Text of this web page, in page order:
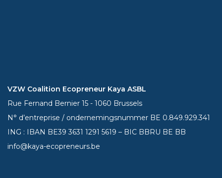
VZW Coalition Ecopreneur Kaya ASBL
Rue Fernand Bernier 15 - 1060 Brussels
N° d’entreprise / ondernemingsnummer BE 0.849.929.341
ING : IBAN BE393631 1291 5619 – BIC BBRU BE BB
info@kaya-ecopreneurs.be